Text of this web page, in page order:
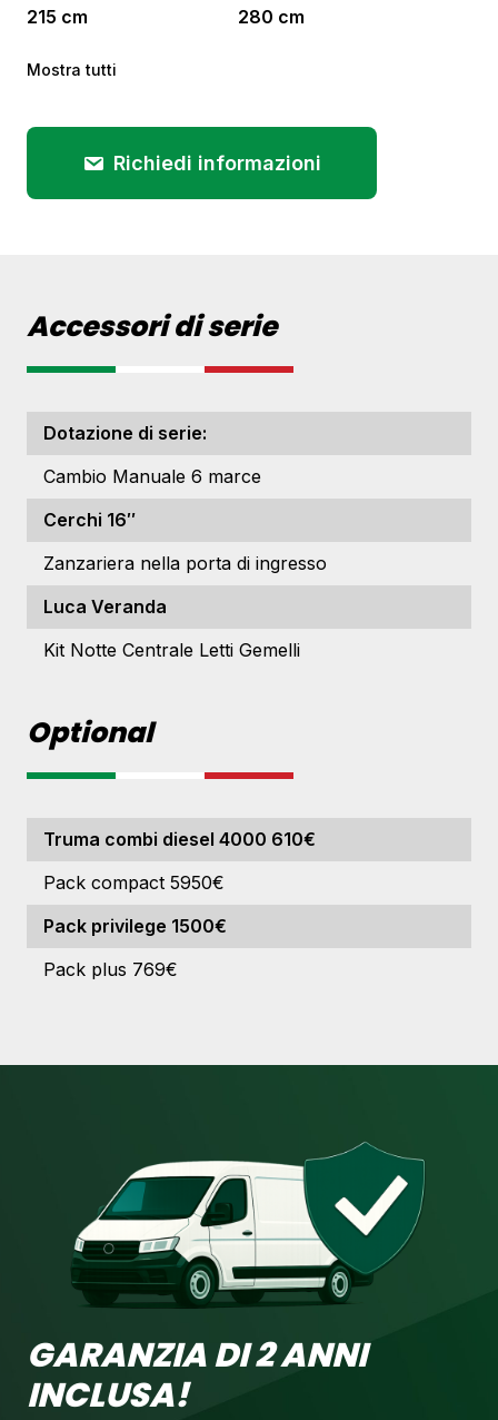
215 cm 280 cm
Mostra tutti
Richiedi informazioni
Accessori di serie
Dotazione di serie:
Cambio Manuale 6 marce
Cerchi 16″
Zanzariera nella porta di ingresso
Luca Veranda
Kit Notte Centrale Letti Gemelli
Optional
Truma combi diesel 4000 610€
Pack compact 5950€
Pack privilege 1500€
Pack plus 769€
GARANZIA DI 2 ANNI
INCLUSA!